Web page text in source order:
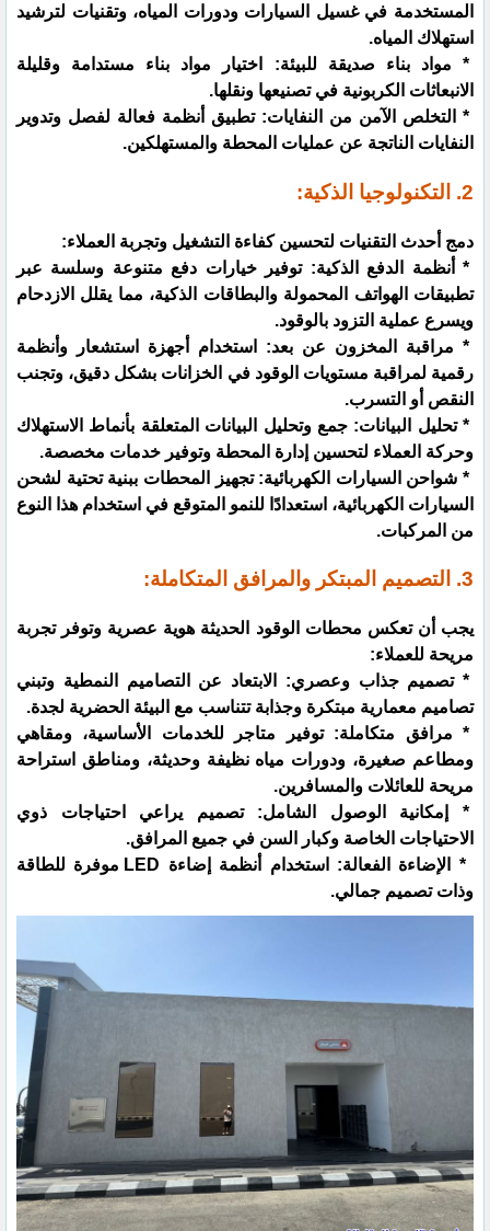
المستخدمة في غسيل السيارات ودورات المياه، وتقنيات لترشيد
استهلاك المياه.
* مواد بناء صديقة للبيئة: اختيار مواد بناء مستدامة وقليلة
الانبعاثات الكربونية في تصنيعها ونقلها.
* التخلص الآمن من النفايات: تطبيق أنظمة فعالة لفصل وتدوير
النفايات الناتجة عن عمليات المحطة والمستهلكين.
2. التكنولوجيا الذكية:
دمج أحدث التقنيات لتحسين كفاءة التشغيل وتجربة العملاء:
* أنظمة الدفع الذكية: توفير خيارات دفع متنوعة وسلسة عبر
تطبيقات الهواتف المحمولة والبطاقات الذكية، مما يقلل الازدحام
ويسرع عملية التزود بالوقود.
* مراقبة المخزون عن بعد: استخدام أجهزة استشعار وأنظمة
رقمية لمراقبة مستويات الوقود في الخزانات بشكل دقيق، وتجنب
النقص أو التسرب.
* تحليل البيانات: جمع وتحليل البيانات المتعلقة بأنماط الاستهلاك
وحركة العملاء لتحسين إدارة المحطة وتوفير خدمات مخصصة.
* شواحن السيارات الكهربائية: تجهيز المحطات ببنية تحتية لشحن
السيارات الكهربائية، استعدادًا للنمو المتوقع في استخدام هذا النوع
من المركبات.
3. التصميم المبتكر والمرافق المتكاملة:
يجب أن تعكس محطات الوقود الحديثة هوية عصرية وتوفر تجربة
مريحة للعملاء:
* تصميم جذاب وعصري: الابتعاد عن التصاميم النمطية وتبني
تصاميم معمارية مبتكرة وجذابة تتناسب مع البيئة الحضرية لجدة.
* مرافق متكاملة: توفير متاجر للخدمات الأساسية، ومقاهي
ومطاعم صغيرة، ودورات مياه نظيفة وحديثة، ومناطق استراحة
مريحة للعائلات والمسافرين.
* إمكانية الوصول الشامل: تصميم يراعي احتياجات ذوي
الاحتياجات الخاصة وكبار السن في جميع المرافق.
* الإضاءة الفعالة: استخدام أنظمة إضاءة LED موفرة للطاقة
وذات تصميم جمالي.